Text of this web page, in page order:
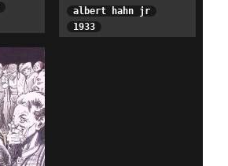
albert hahn jr
1933